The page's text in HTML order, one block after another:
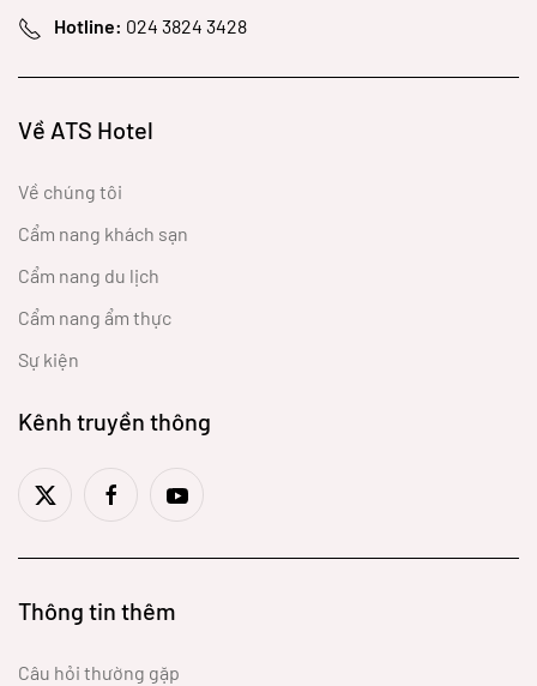
Hotline: 024 3824 3428
Về ATS Hotel
Về chúng tôi
Cẩm nang khách sạn
Cẩm nang du lịch
Cẩm nang ẩm thực
Sự kiện
Kênh truyền thông
Thông tin thêm
Câu hỏi thường gặp